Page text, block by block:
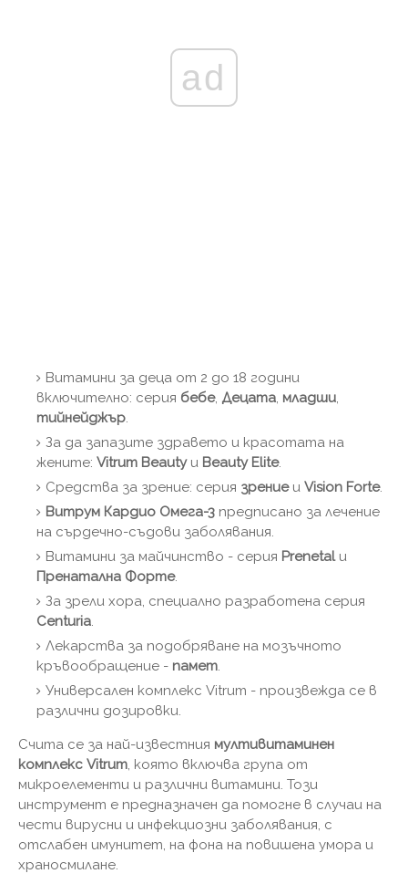
ad
Витамини за деца от 2 до 18 години
включително: серия бебе, Децата младши
тийнейджър
За да запазите здравето и красотата на
жените: Vitrum Beautyи Beauty Elite.
Средства за зрение: серия зрениеи Vision Forte.
Витрум Кардио Омега-3 предписано за лечение
на сърдечно-съдови заболявания.
Витамини за майчинство - серия Prenetalи
Пренатална Форте.
За зрели хора, специално разработена серия
Centuria
Лекарства за подобряване на мозъчното
кръвообращение - памет
Универсален комплекс Vitrum - произвежда се в
различни дозировки.
Счита се за най-известния мултивитаминен
комплекс Vitrum , която включва група от
микроелементи и различни витамини. Този
инструмент е предназначен да помогне в случаи на
чести вирусни и инфекциозни заболявания, с
отслабен имунитет, на фона на повишена умора и
храносмилане.